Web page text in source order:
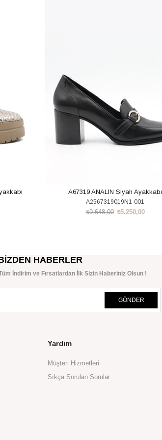
A67319 ANALIN Siyah Ayakkabı
A2567319019N1-001
₺5.250,00
₺9.648,00
HABERLER
İndirim ve Fırsatlardan İlk Sizin Haberiniz Olsun !
GÖNDER
Yardım
Müşteri Hizmetleri
Sıkça Sorulan Sorular